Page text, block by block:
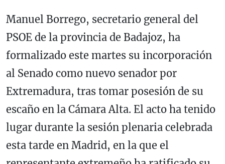
Manuel Borrego, secretario general del
PSOE de la provincia de Badajoz, ha
formalizado este martes su incorporación
al Senado como nuevo senador por
Extremadura, tras tomar posesión de su
escaño en la Cámara Alta. El acto ha tenido
lugar durante la sesión plenaria celebrada
esta tarde en Madrid, en la que el